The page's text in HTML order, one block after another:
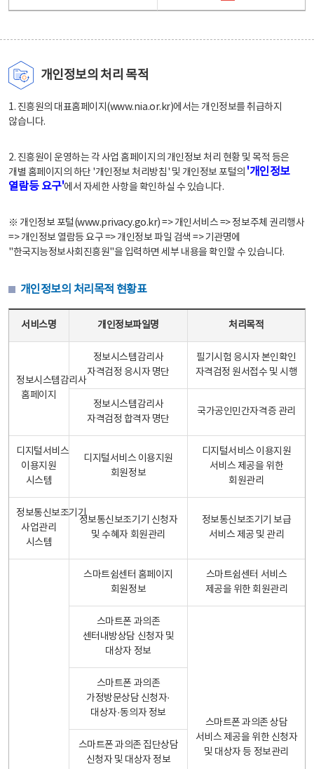
개인정보의 처리 목적
1. 진흥원의 대표홈페이지(www.nia.or.kr)에서는 개인정보를 취급하지
않습니다.
2. 진흥원이 운영하는 각 사업 홈페이지의 개인정보 처리 현황 및 목적 등은
개별 홈페이지의 하단 '개인정보 처리방침' 및 개인정보 포털의 '개인정보
열람등 요구'에서 자세한 사항을 확인하실 수 있습니다.
※ 개인정보 포털(www.privacy.go.kr) => 개인서비스 => 정보주체 권리행사
=> 개인정보 열람등 요구 => 개인정보 파일 검색 => 기관명에
"한국지능정보사회진흥원"을 입력하면 세부 내용을 확인할 수 있습니다.
개인정보의 처리목적 현황표
서비스명 개인정보파일명 처리목적
정보시스템감리사
홈페이지
정보시스템감리사
자격검정 응시자 명단
필기시험 응시자 본인확인
자격검정 원서접수 및 시행
정보시스템감리사
자격검정 합격자 명단
국가공인민간자격증 관리
디지털서비스
이용지원
시스템
디지털서비스 이용지원
회원정보
디지털서비스 이용지원
서비스 제공을 위한
회원관리
정보통신보조기기
사업관리
시스템
정보통신보조기기 신청자
및 수혜자 회원관리
정보통신보조기기 보급
서비스 제공 및 관리
스마트쉼센터 홈페이지
회원정보
스마트쉼센터 서비스
제공을 위한 회원관리
스마트폰 과의존
센터내방상담 신청자 및
대상자 정보
스마트폰 과의존 상담
서비스 제공을 위한 신청자
및 대상자 등 정보관리
스마트폰 과의존
가정방문상담 신청자·
대상자·동의자 정보
스마트폰 과의존 집단상담
신청자 및 대상자 정보